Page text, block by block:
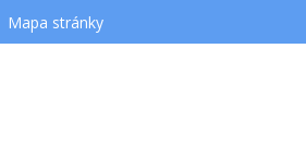
Mapa stránky